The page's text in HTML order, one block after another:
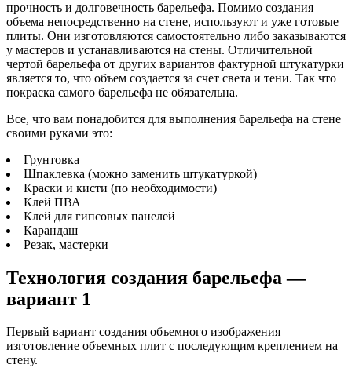
прочность и долговечность барельефа. Помимо создания
объема непосредственно на стене, используют и уже готовые
плиты. Они изготовляются самостоятельно либо заказываются
у мастеров и устанавливаются на стены. Отличительной
чертой барельефа от других вариантов фактурной штукатурки
является то, что объем создается за счет света и тени. Так что
покраска самого барельефа не обязательна.
Все, что вам понадобится для выполнения барельефа на стене
своими руками это:
Грунтовка
Шпаклевка (можно заменить штукатуркой)
Краски и кисти (по необходимости)
Клей ПВА
Клей для гипсовых панелей
Карандаш
Резак, мастерки
Технология создания барельефа —
вариант 1
Первый вариант создания объемного изображения —
изготовление объемных плит с последующим креплением на
стену.